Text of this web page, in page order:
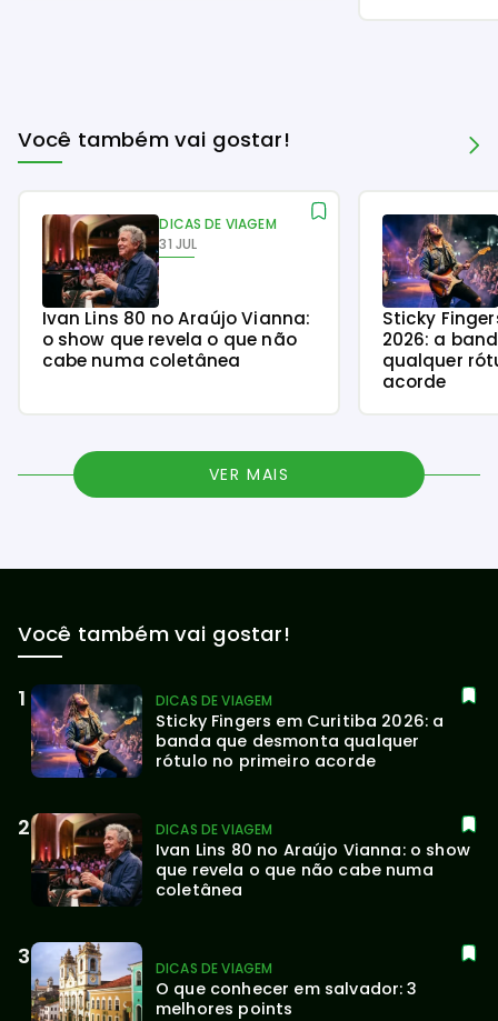
Você também vai gostar!
DICAS DE VIAGEM
31 JUL
Ivan Lins 80 no Araújo Vianna:
o show que revela o que não
cabe numa coletânea
Sticky
2026: a
qualquer
acorde
VER MAIS
Você também vai gostar!
DICAS DE VIAGEM
Sticky Fingers em Curitiba 2026: a
banda que desmonta qualquer
rótulo no primeiro acorde
DICAS DE VIAGEM
Ivan Lins 80 no Araújo Vianna: o show
que revela o que não cabe numa
coletânea
DICAS DE VIAGEM
O que conhecer em salvador: 3
melhores points